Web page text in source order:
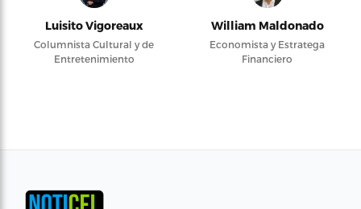
Luisito Vigoreaux
Columnista Cultural y de
Entretenimiento
William Maldonado
Economista y Estratega
Financiero